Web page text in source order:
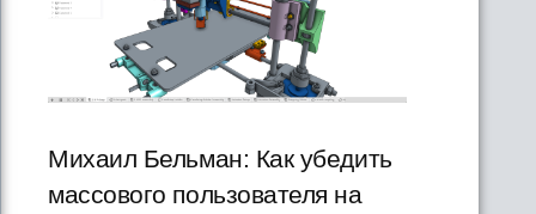
Михаил Бельман: Как убедить
массового пользователя на